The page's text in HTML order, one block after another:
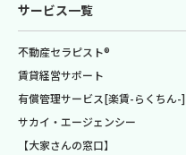
サービス一覧
不動産セラピスト®
賃貸経営サポート
有償管理サービス[楽賃-らくちん-]
サカイ・エージェンシー
【大家さんの窓口】